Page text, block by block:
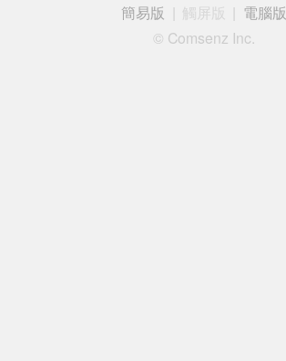
簡易版
觸屏版
電腦版
© Comsenz Inc.